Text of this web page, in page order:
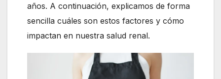
años. A continuación, explicamos de forma
sencilla cuáles son estos factores y cómo
impactan en nuestra salud renal.